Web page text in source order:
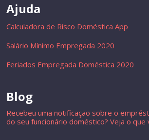
Ajuda
Calculadora de Risco Doméstica App
Salário Mínimo Empregada 2020
Feriados Empregada Doméstica 2020
Blog
Recebeu uma notificação sobre o
do seu funcionário doméstico? Veja o que